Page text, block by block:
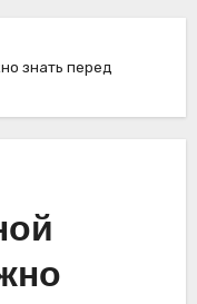
знать перед